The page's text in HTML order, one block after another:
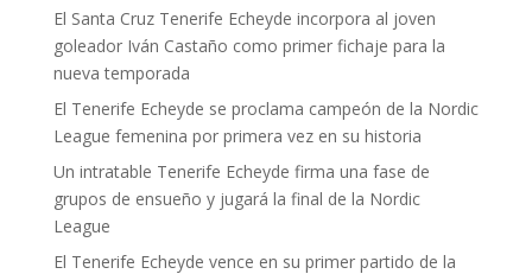
El Santa Cruz Tenerife Echeyde incorpora al joven
goleador Iván Castaño como primer fichaje para la
nueva temporada
El Tenerife Echeyde se proclama campeón de la Nordic
League femenina por primera vez en su historia
Un intratable Tenerife Echeyde firma una fase de
grupos de ensueño y jugará la final de la Nordic
League
El Tenerife Echeyde vence en su primer partido de la